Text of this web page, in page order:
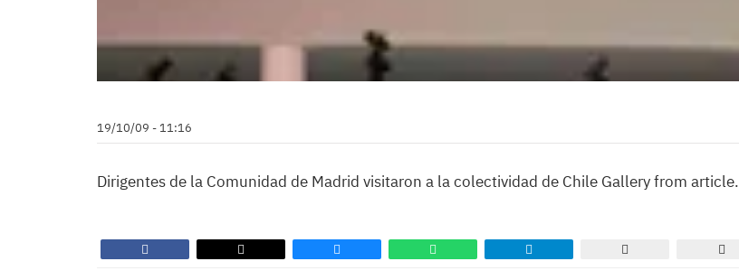
19/10/09 - 11:16
Dirigentes de la Comunidad de Madrid visitaron a la colectividad de Chile Gallery from article.